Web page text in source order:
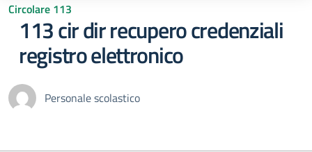
Circolare 113
113 cir dir recupero credenziali
registro elettronico
Personale scolastico